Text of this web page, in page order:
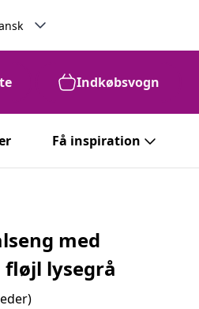
Indkøbsvogn
Få inspiration
med
fløjl lysegrå